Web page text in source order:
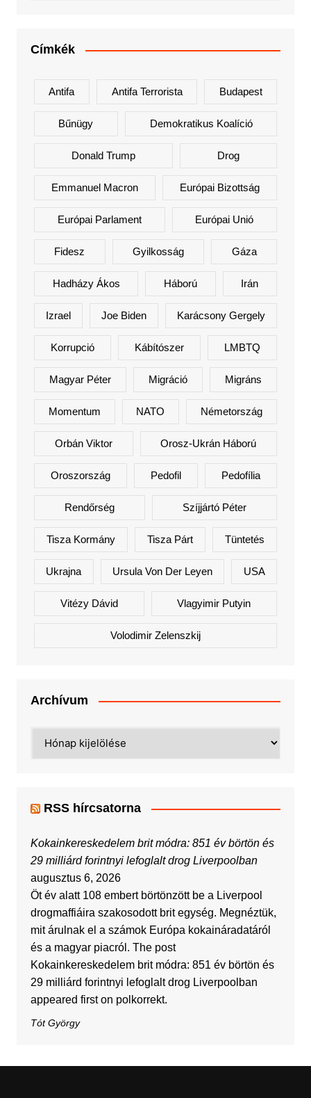
Címkék
Antifa Antifa Terrorista Budapest
Bűnügy Demokratikus Koalíció
Donald Trump Drog
Emmanuel Macron Európai Bizottság
Európai Parlament Európai Unió
Fidesz Gyilkosság Gáza
Hadházy Ákos Háború Irán
Izrael Joe Biden Karácsony Gergely
Korrupció Kábítószer LMBTQ
Magyar Péter Migráció Migráns
Momentum NATO Németország
Orbán Viktor Orosz-Ukrán Háború
Oroszország Pedofil Pedofília
Rendőrség Szíjjártó Péter
Tisza Kormány Tisza Párt Tüntetés
Ukrajna Ursula Von Der Leyen USA
Vitézy Dávid Vlagyimir Putyin
Volodimir Zelenszkij
Archívum
RSS hírcsatorna
Kokainkereskedelem brit módra: 851 év börtön és
29 milliárd forintnyi lefoglalt drog Liverpoolban
augusztus 6, 2026
Öt év alatt 108 embert börtönzött be a Liverpool
drogmaffiáira szakosodott brit egység. Megnéztük,
mit árulnak el a számok Európa kokaináradatáról
és a magyar piacról. The post
Kokainkereskedelem brit módra: 851 év börtön és
29 milliárd forintnyi lefoglalt drog Liverpoolban
appeared first on polkorrekt.
Tót György